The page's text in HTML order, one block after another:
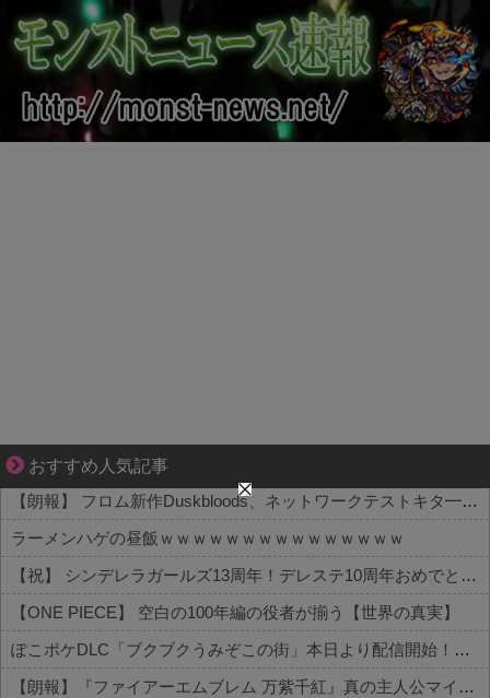
おすすめ人気記事
妻が嫌すぎて壊れていった、ある夫の現実
【朗報】 フロム新作Duskbloods、ネットワークテストキタ━━━━(゜∀゜)━━━━!!
ラーメンハゲの昼飯ｗｗｗｗｗｗｗｗｗｗｗｗｗｗｗ
【祝】 シンデレラガールズ13周年！デレステ10周年おめでとう！ガチャ更新SSR八神マキノ・イベントSRイヴ、SR望月聖！
【ONE PIECE】 空白の100年編の役者が揃う【世界の真実】
ぽこポケDLC「ブクブクうみぞこの街」本日より配信開始！更に更新データ（Ver.2.0.0）も
【朗報】『ファイアーエムブレム 万紫千紅』真の主人公マイユニはキャラメイクが可能